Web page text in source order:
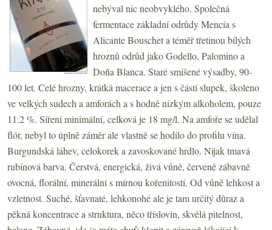
nebýval nic neobvyklého. Společná
fermentace základní odrůdy Mencía s
Alicante Bouschet a téměř třetinou bílých
hroznů odrůd jako Godello, Palomino a
Doña Blanca. Staré smíšené výsadby, 90-
100 let. Celé hrozny, krátká macerace a jen s částí slupek, školeno
ve velkých sudech a amforách a s hodně nízkým alkoholem, pouze
11.2 %. Síření minimální, celková je 18 mg/l. Na amfoře se udělal
flór, nebyl to úplně záměr ale vlastně se hodilo do profilu vína.
Burgundská láhev, celokorek a zavoskované hrdlo. Nijak tmavá
rubínová barva. Čerstvá, energická, živá vůně, červeně zábavně
ovocná, florální, minerální s mírnou kořenitostí. Od vůně lehkost a
vzletnost. Suché, šťavnaté, lehkonohé ale je tam určitý důraz a
pěkná koncentrace a struktura, něco tříslovin, skvělá pitelnost,